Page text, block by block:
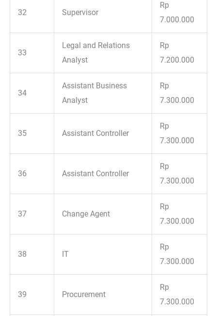
32 Supervisor
Rp
7.000.000
33
Legal and Relations
Analyst
Rp
7.200.000
34
Assistant Business
Analyst
Rp
7.300.000
35 Assistant Controller
Rp
7.300.000
36 Assistant Controller
Rp
7.300.000
37 Change Agent
Rp
7.300.000
38 IT
Rp
7.300.000
39 Procurement
Rp
7.300.000